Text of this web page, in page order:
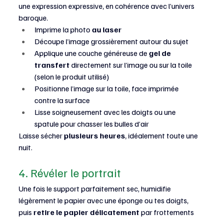
une expression expressive, en cohérence avec l’univers
baroque.
Imprime la photo au laser
Découpe l’image grossièrement autour du sujet
Applique une couche généreuse de gel de
transfert directement sur l’image ou sur la toile
(selon le produit utilisé)
Positionne l’image sur la toile, face imprimée
contre la surface
Lisse soigneusement avec les doigts ou une
spatule pour chasser les bulles d’air
Laisse sécher plusieurs heures, idéalement toute une
nuit.
4. Révéler le portrait
Une fois le support parfaitement sec, humidifie
légèrement le papier avec une éponge ou tes doigts,
puis retire le papier délicatement par frottements